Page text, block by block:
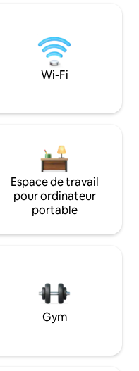
Wi-Fi
Espace de travail
pour ordinateur
portable
Gym